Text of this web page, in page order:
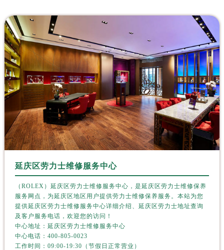
四川省凉山州市西昌市大巷口下街劳力士售后服务中心（需提前预约）
四川省眉山市东坡区三苏路劳力士售后服务中心（需提前预约）
四川省绵阳市涪城区翠花街劳力士售后服务中心（需提前预约）
四川省南充市高坪区江东大道劳力士售后服务中心（需提前预约）
四川省内江市东兴区汉安大道劳力士售后服务中心（需提前预约）
四川省攀枝花市东区三线大道北段劳力士售后服务中心（需提前预约）
四川省遂宁市船山区香林南路劳力士售后服务中心（需提前预约）
四川省雅安市雨城区熊猫大道劳力士售后服务中心（需提前预约）
四川省宜宾市翠屏区长翠路劳力士售后服务中心（需提前预约）
西藏自治区阿里地区噶尔县北京西路劳力士售后服务中心（需提前预约）
西藏自治区昌都市卡若区昌都西路劳力士售后服务中心（需提前预约）
延庆区劳力士维修服务中心
（ROLEX）延庆区劳力士维修服务中心，是延庆区劳力士维修保养
服务网点，为延庆区地区用户提供劳力士维修保养服务。本站为您
提供延庆区劳力士维修服务中心详细介绍、延庆区劳力士地址查询
及客户服务电话，欢迎您的访问！
中心地址：延庆区劳力士维修服务中心
中心电话：400-805-0023
工作时间：09:00-19:30（节假日正常营业）